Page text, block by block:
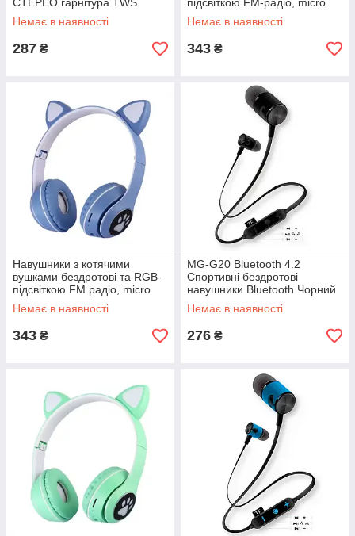
Ultrapods Pro
Немає в наявності
287 ₴
SD Cat MZ-023 Чорні
Немає в наявності
343 ₴
Навушники з котячими
вушками бездротові та RGB-
підсвіткою FM радіо, micro
SD Cat MZ-023 Сині
Немає в наявності
343 ₴
MG-G20 Bluetooth 4.2
Спортивні бездротові
навушники Bluetooth Чорний
Немає в наявності
276 ₴